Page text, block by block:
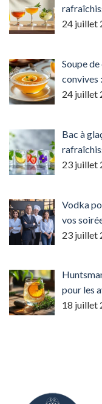
24 juillet
Soupe
convives
24 juillet
Bac à
23 juillet
Vodka
vos
23 juillet
pour les
18 juillet